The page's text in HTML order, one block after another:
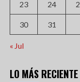
23 24
30 31
« Jul
LO MÁS RECIENTE